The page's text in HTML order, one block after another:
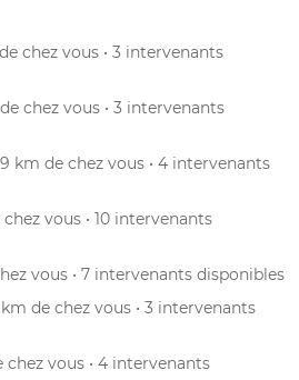
chez vous • 3 intervenants
chez vous • 3 intervenants
9 km de chez vous • 4 intervenants
chez vous • 10 intervenants
vous • 7 intervenants disponibles
km de chez vous • 3 intervenants
chez vous • 4 intervenants